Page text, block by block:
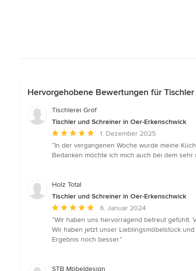
Hervorgehobene Bewertungen für
Tischlerei Gröf
Tischler und Schreiner in Oer-Erkenschwick
Durchschnittliche
Bewertung:
5
Sternen
1. Dezember 2025
“In der vergangenen Woche wurde meine
Bedanken möchte ich mich auch bei dem
Holz Total
Tischler und Schreiner in Oer-Erkenschwick
Durchschnittliche
Bewertung:
5
von
6. Januar 2024
“Wir haben uns hervorragend betreut gefühlt.
Wir haben jetzt unser Lieblingsmöbelstück
Ergebnis noch besser.”
STB Möbeldesign